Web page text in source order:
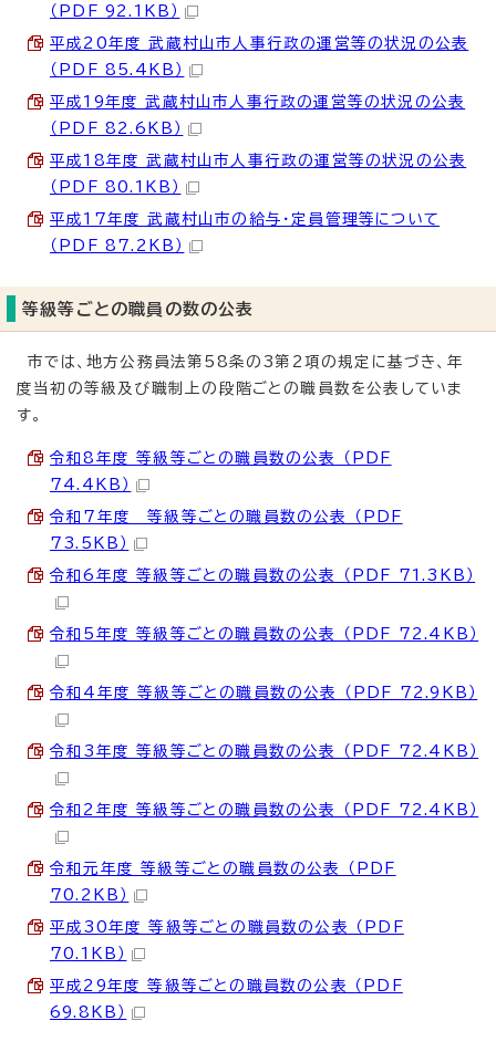
（PDF 92.1KB）
平成20年度 武蔵村山市人事行政の運営等の状況の公表
（PDF 85.4KB）
平成19年度 武蔵村山市人事行政の運営等の状況の公表
（PDF 82.6KB）
平成18年度 武蔵村山市人事行政の運営等の状況の公表
（PDF 80.1KB）
平成17年度 武蔵村山市の給与・定員管理等について
（PDF 87.2KB）
等級等ごとの職員の数の公表
市では、地方公務員法第58条の3第2項の規定に基づき、年
度当初の等級及び職制上の段階ごとの職員数を公表していま
す。
令和8年度 等級等ごとの職員数の公表 （PDF
74.4KB）
令和7年度 等級等ごとの職員数の公表 （PDF
73.5KB）
令和6年度 等級等ごとの職員数の公表 （PDF 71.3KB）
令和5年度 等級等ごとの職員数の公表 （PDF 72.4KB）
令和4年度 等級等ごとの職員数の公表 （PDF 72.9KB）
令和3年度 等級等ごとの職員数の公表 （PDF 72.4KB）
令和2年度 等級等ごとの職員数の公表 （PDF 72.4KB）
令和元年度 等級等ごとの職員数の公表 （PDF
70.2KB）
平成30年度 等級等ごとの職員数の公表 （PDF
70.1KB）
平成29年度 等級等ごとの職員数の公表 （PDF
69.8KB）